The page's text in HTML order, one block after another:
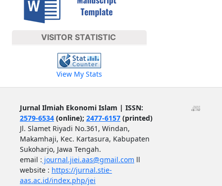
VISITOR STATISTIC
View My Stats
Jurnal Ilmiah Ekonomi Islam | ISSN:
2579-6534(online); 2477-6157(printed)
Jl. Slamet Riyadi No.361, Windan,
Makamhaji, Kec. Kartasura, Kabupaten
Sukoharjo, Jawa Tengah.
email : journal.jiei.aas@gmail.com ll
website : https://jurnal.stie-
aas.ac.id/index.php/jei